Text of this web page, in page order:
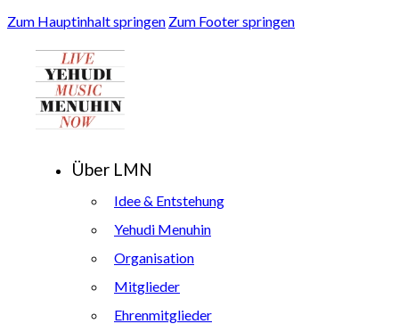
Zum Hauptinhalt springen Zum Footer springen
Über LMN
Idee & Entstehung
Yehudi Menuhin
Organisation
Mitglieder
Ehrenmitglieder